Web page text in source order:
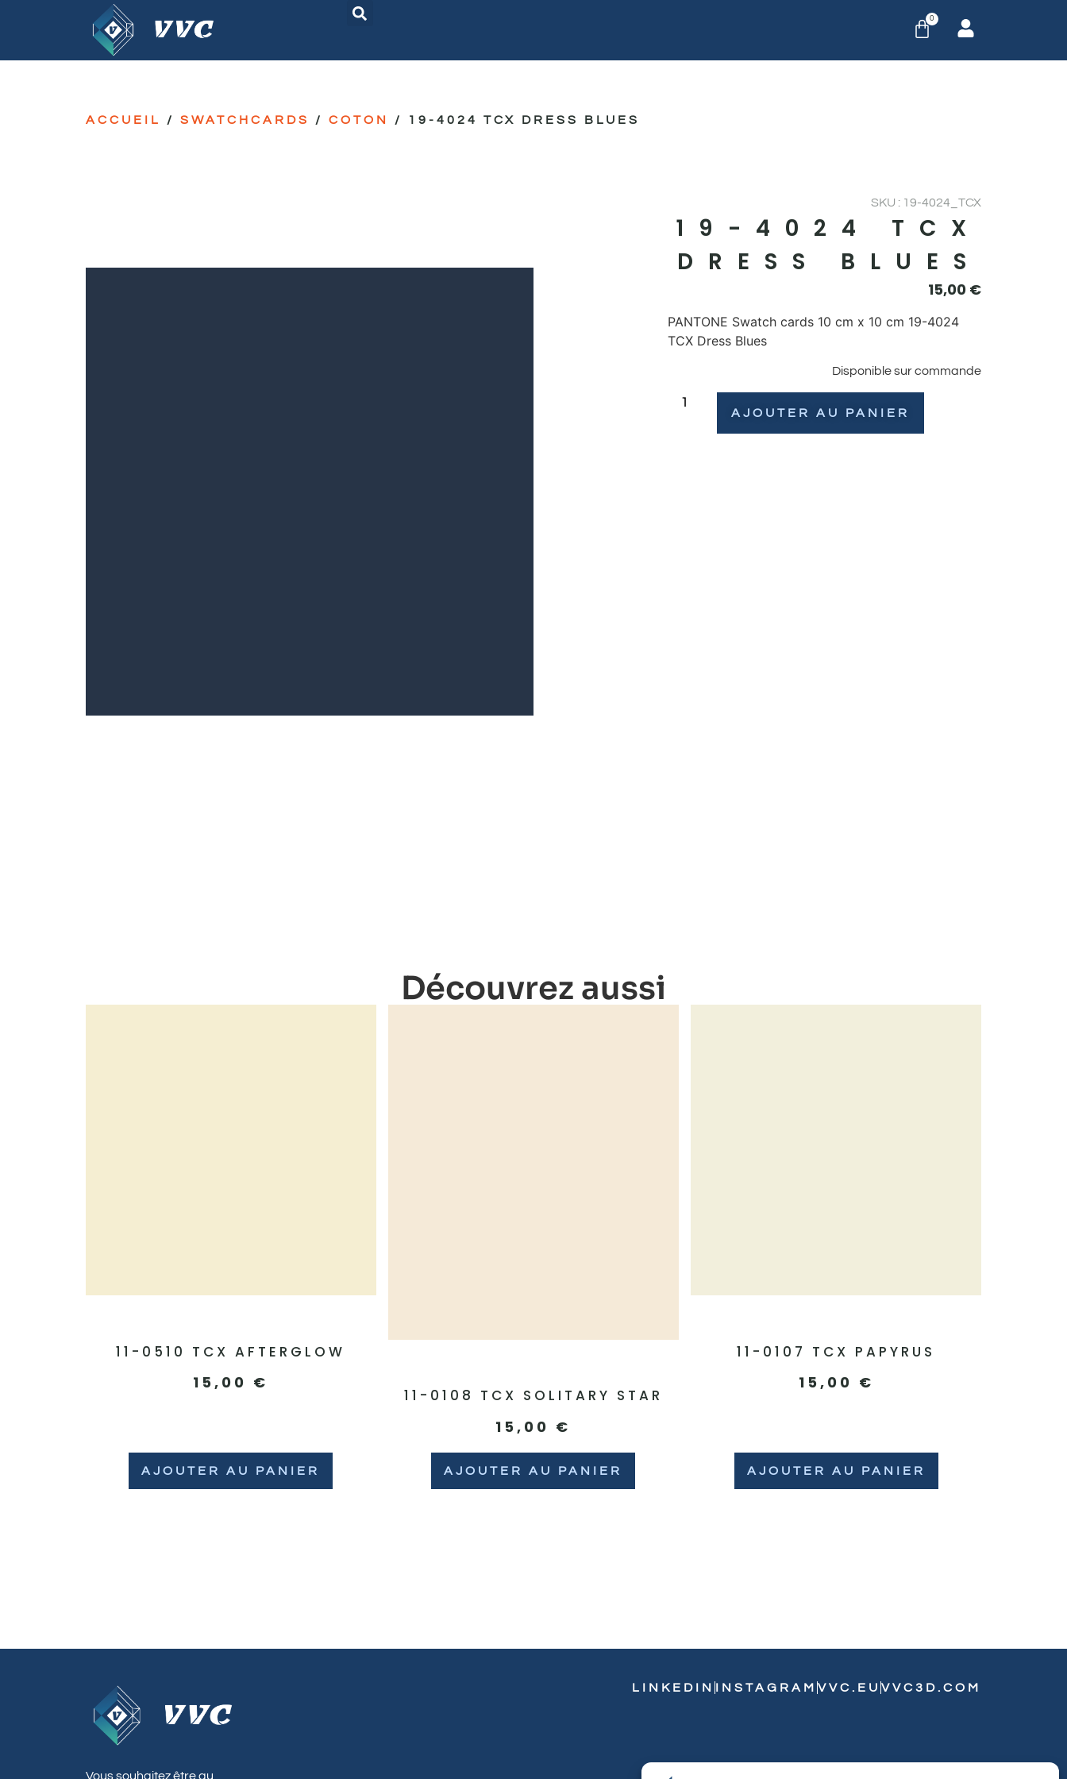
0
ACCUEIL / SWATCHCARDS / COTON / 19-4024 TCX DRESS BLUES
SKU : 19-4024_TCX
19-4024 TCX
DRESS BLUES
15,00 €
PANTONE Swatch cards 10 cm x 10 cm 19-4024
TCX Dress Blues
Disponible sur commande
AJOUTER AU PANIER
Découvrez aussi
11-0510 TCX AFTERGLOW
15,00 €
AJOUTER AU PANIER
11-0108 TCX SOLITARY STAR
15,00 €
AJOUTER AU PANIER
11-0107 TCX PAPYRUS
15,00 €
AJOUTER AU PANIER
Vous souhaitez être au
LINKEDIN INSTAGRAM VVC.EU VVC3D.COM